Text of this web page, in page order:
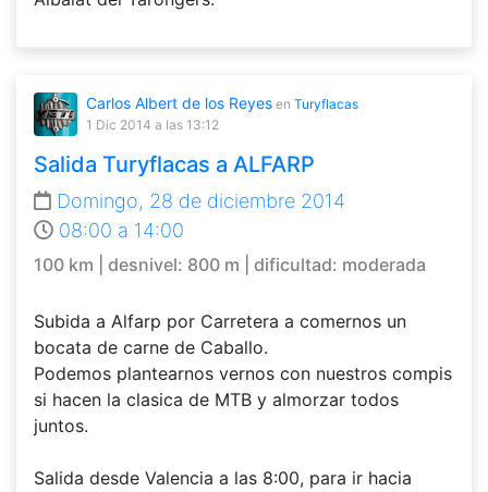
Carlos Albert de los Reyes en Turyflacas
1 Dic 2014 a las 13:12
Salida Turyflacas a ALFARP
Domingo, 28 de diciembre 2014
08:00 a 14:00
100 km | desnivel: 800 m | dificultad: moderada
Subida a Alfarp por Carretera a comernos un
bocata de carne de Caballo.
Podemos plantearnos vernos con nuestros compis
si hacen la clasica de MTB y almorzar todos
juntos.
Salida desde Valencia a las 8:00, para ir hacia